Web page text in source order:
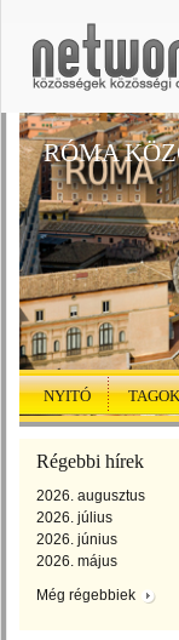
RÓMA
NYITÓ TAGOK
Régebbi hírek
2026. augusztus
2026. július
2026. június
2026. május
Még régebbiek